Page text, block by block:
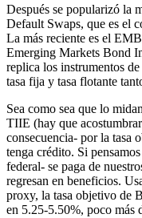
Después se popularizó la
Default Swaps, que es el
La más reciente es el
Emerging Markets Bond
replica los instrumentos
tasa fija y tasa flotante
Sea como sea que lo
TIIE (hay que
consecuencia- por la tasa
tenga crédito. Si
federal- se paga de
regresan en beneficios.
proxy, la tasa objetivo de
en 5.25-5.50%, poco más